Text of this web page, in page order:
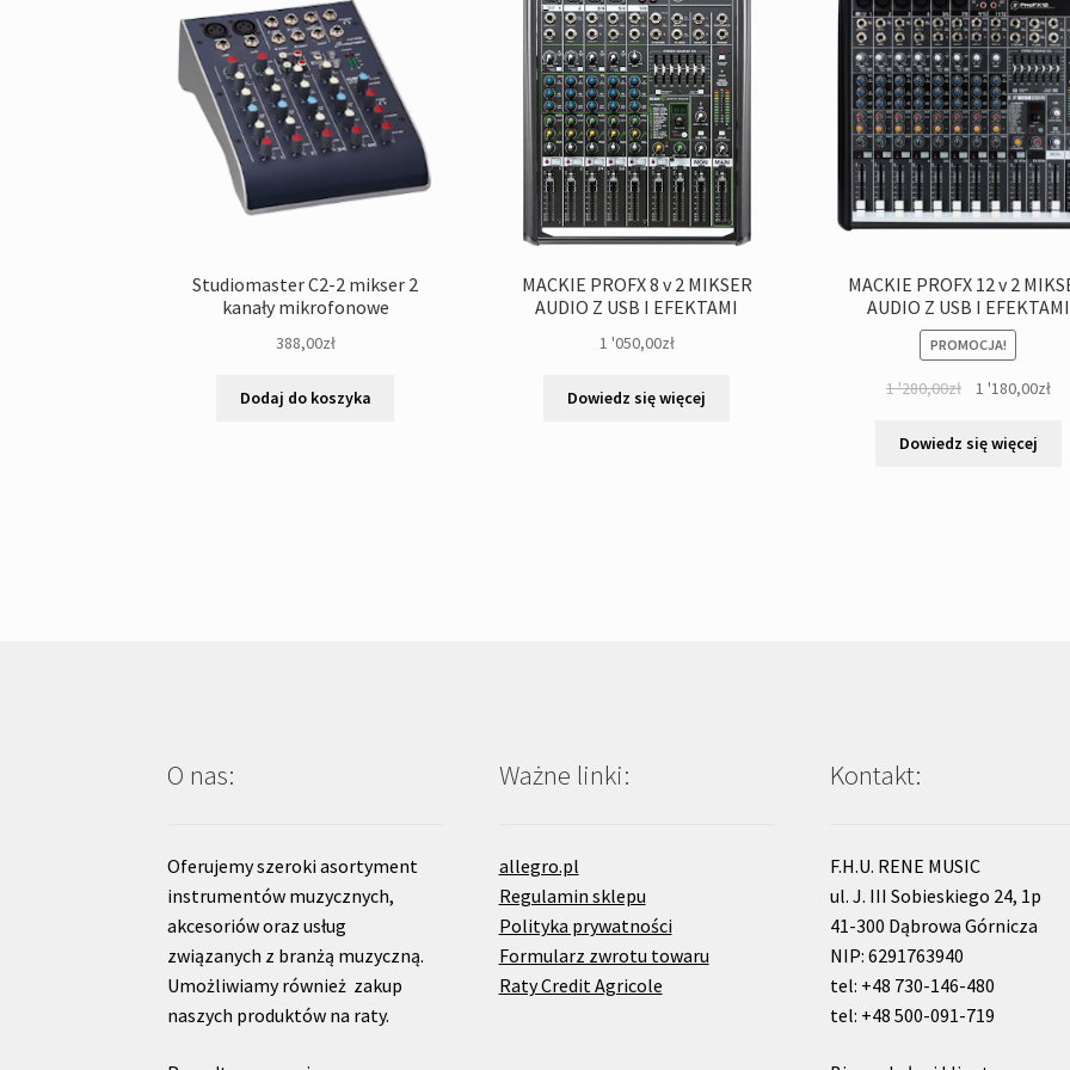
Studiomaster C2-2 mikser 2
kanały mikrofonowe
388,00zł
Dodaj do koszyka
MACKIE PROFX 8 v 2 MIKSER
AUDIO Z USB I EFEKTAMI
1 '050,00zł
Dowiedz się więcej
MACKIE PROFX 12 v 2
AUDIO Z USB I EFEKTAMI
PROMOCJA!
1 '280,00zł
Pierwotna
wynosiła:
1 '180,00zł
Dowiedz się więcej
O nas:
Oferujemy szeroki asortyment
instrumentów muzycznych,
akcesoriów oraz usług
związanych z branżą muzyczną.
Umożliwiamy również zakup
naszych produktów na raty.
Ważne linki:
allegro.pl
Regulamin sklepu
Polityka prywatności
Formularz zwrotu towaru
Raty Credit Agricole
Kontakt:
F.H.U. RENE MUSIC
ul. J. III Sobieskiego 24, 1p
41-300 Dąbrowa Górnicza
NIP: 6291763940
tel: +48 730-146-480
tel: +48 500-091-719